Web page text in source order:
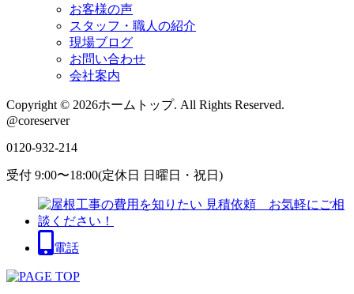
お客様の声
スタッフ・職人の紹介
現場ブログ
お問い合わせ
会社案内
Copyright © 2026ホームトップ. All Rights Reserved.
@coreserver
0120-932-214
受付 9:00〜18:00(定休日 日曜日・祝日)
電話